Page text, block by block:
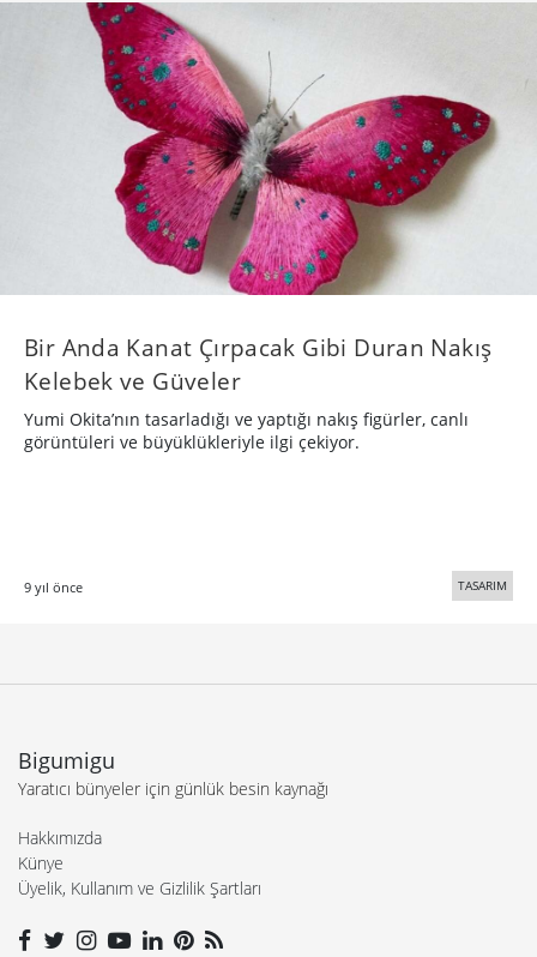
Bir Anda Kanat Çırpacak Gibi Duran Nakış
Kelebek ve Güveler
Yumi Okita’nın tasarladığı ve yaptığı nakış figürler, canlı
görüntüleri ve büyüklükleriyle ilgi çekiyor.
9 yıl önce TASARIM
Bigumigu
Yaratıcı bünyeler için günlük besin kaynağı
Hakkımızda
Künye
Üyelik, Kullanım ve Gizlilik Şartları